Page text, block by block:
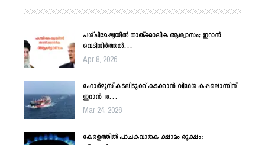
പശ്ചിമേഷ്യയിൽ താത്ക്കാലിക ആശ്വാസം; ഇറാൻ
വെടിനിർത്തൽ…
Apr 8, 2026
ഹോർമൂസ് കടലിടുക്ക് കടക്കാൻ വിദേശ കപ്പലൊന്നിന്
ഇറാൻ 18…
Mar 24, 2026
കേരളത്തിൽ പാചകവാതക ക്ഷാമം രൂക്ഷം: